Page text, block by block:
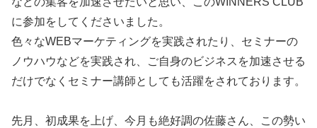
に参加をしてくださいました。
色々なWEBマーケティングを実践されたり、セミナーの
ノウハウなどを実践され、ご自身のビジネスを加速させる
だけでなくセミナー講師としても活躍をされております。
先月、初成果を上げ、今月も絶好調の佐藤さん、この勢い